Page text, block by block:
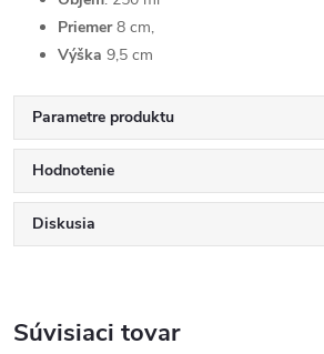
Priemer8 cm,
Výška 9,5 cm
Parametre produktu
Hodnotenie
Diskusia
Súvisiaci tovar